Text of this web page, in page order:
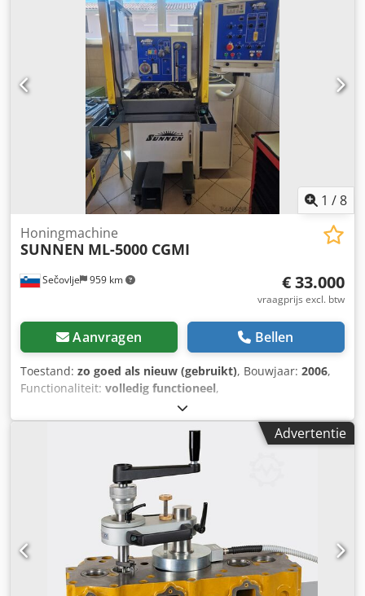
1 /8
Sečovlje 959 km
Honingmachine
SUNNEN ML-5000 CGMI
€ 33.000
vraagprijs excl. btw
Aanvragen Bellen
Toestand: zo goed als nieuw (gebruikt), Bouwjaar: 2006,
Functionaliteit: volledig functioneel,
2D1-1116
mm, totale breedte:1.626 mm, totale lengte:1.219 mm,
, Te koop, als nieuw, weinig
gebruikte, zeer precieze (± 0,001 mm) automatische
honmachine voor gaten, compleet met veel precisie-
instrumenten, meetapparatuur en veel extra accessoires
voor het honen van boringen van D6 tot D25 mm. De
machine is aangesloten op het elektriciteitsnet en klaar
voor gebruik. Dodpsy E N R Nefx Ah Ajwa
Advertentie